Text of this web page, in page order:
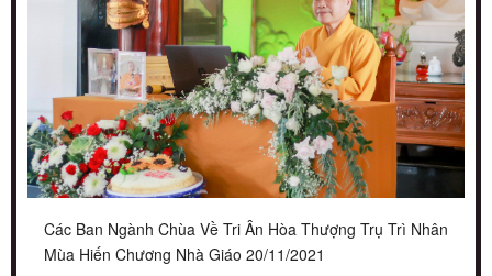
Các Ban Ngành Chùa Về Tri Ân Hòa Thượng Trụ Trì Nhân
Mùa Hiến Chương Nhà Giáo 20/11/2021